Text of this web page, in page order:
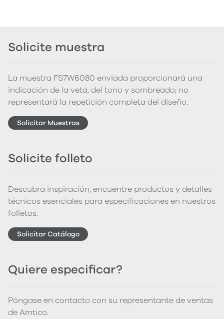
Solicite muestra
La muestra FS7W6080 enviada proporcionará una
indicación de la veta, del tono y sombreado; no
representará la repetición completa del diseño.
Solicitar Muestras
Solicite folleto
Descubra inspiración, encuentre productos y detalles
técnicos esenciales para especificaciones en nuestros
folletos.
Solicitar Catálogo
Quiere especificar?
Póngase en contacto con su representante de ventas
de Amtico.